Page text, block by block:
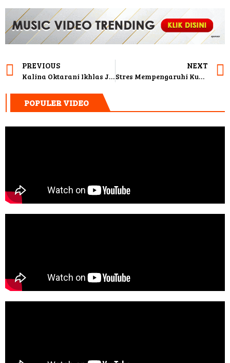
PREVIOUS
Kalina Oktarani Ikhlas Jika Azka Corbuzier Tak Datang ke Pernikahannya Dengan Vicky Prasetyo
NEXT
Stres Mempengaruhi Kualitas Tidur, Begini Cara Mengatasinya
POPULER VIDEO